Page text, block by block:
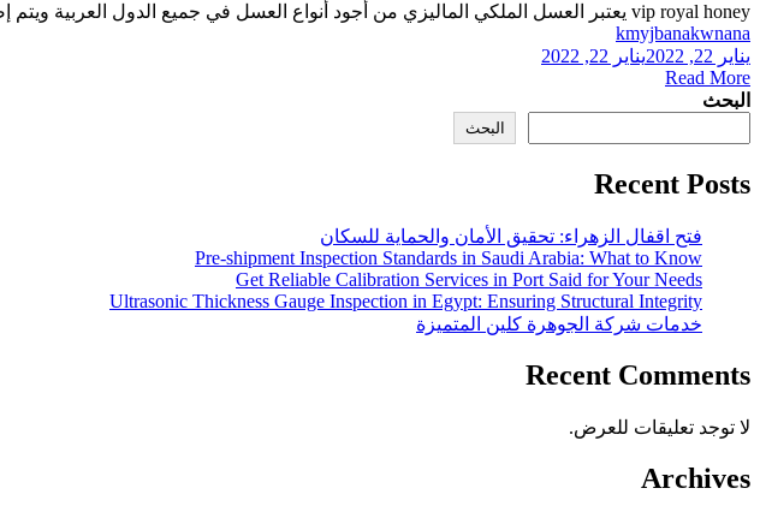
vip royal honey يعتبر العسل الملكي الماليزي من أجود أنواع العسل في جميع الدول العربية ويتم إضافته إلى بعض الأكلات بسبب طعمه الجذاب الرائع وفوائده...
kmyjbanakwnana
يناير 22, 2022
يناير 22, 2022
Read More
البحث
البحث
Recent Posts
فتح اقفال الزهراء: تحقيق الأمان والحماية للسكان
Pre-shipment Inspection Standards in Saudi Arabia: What to Know
Get Reliable Calibration Services in Port Said for Your Needs
Ultrasonic Thickness Gauge Inspection in Egypt: Ensuring Structural Integrity
خدمات شركة الجوهرة كلين المتميزة
Recent Comments
لا توجد تعليقات للعرض.
Archives